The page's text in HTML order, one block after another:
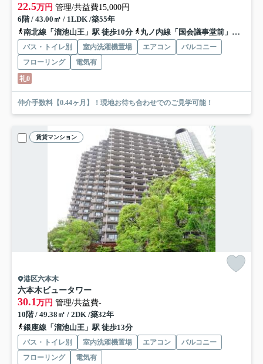
22.5万円 管理/共益費15,000円
6階 / 43.00㎡ / 1LDK /築55年
南北線「溜池山王」駅 徒歩10分
丸ノ内線「国会議事堂前」駅 徒歩16分
バス・トイレ別 室内洗濯機置場 エアコン
バルコニー
フローリング
電気有
礼0
仲介手数料【0.44ヶ月】！現地お待ち合わせでのご見学可能！
賃貸マンション
港区六本木
六本木ビュータワー
30.1万円 管理/共益費-
10階 / 49.38㎡ / 2DK /築32年
銀座線「溜池山王」駅 徒歩13分
バス・トイレ別 室内洗濯機置場 エアコン
バルコニー
フローリング
電気有